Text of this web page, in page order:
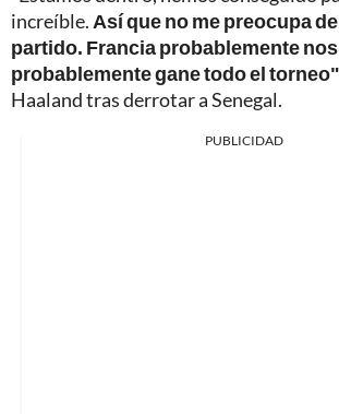
increíble. Así que no me preocupa
partido. Francia probablemente
probablemente gane todo el torneo"
Haaland tras derrotar a Senegal.
PUBLICIDAD